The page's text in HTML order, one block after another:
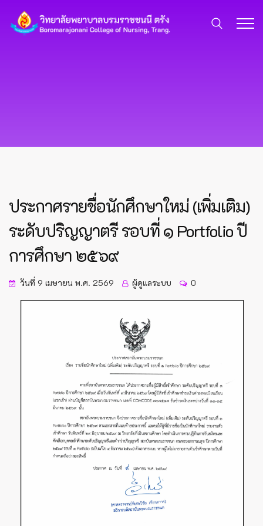
ประกาศรายชื่อนักศึกษาใหม่ (เพิ่มเติม)
ระดับปริญญาตรี รอบที่ ๑ Portfolio ปี
การศึกษา ๒๕๖๙
วันที่ 9 เมษายน พ.ศ. 2569 ผู้ดูแลระบบ 0